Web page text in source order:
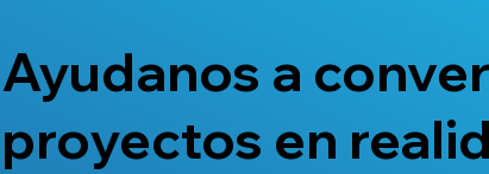
Ayudanos a
proyectos en